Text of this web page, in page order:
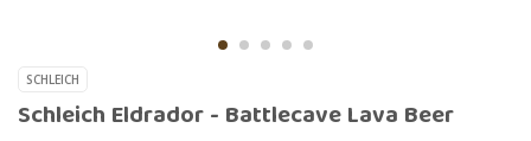
SCHLEICH
Schleich Eldrador - Battlecave Lava Beer